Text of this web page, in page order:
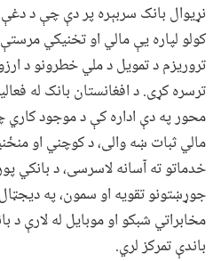
نړیوال بانک سربېره پر دې چې د
کولو لپاره یې مالي او تخنیکي
تروریزم د تمویل د ملي خطرونو د
ترسره کړی. د افغانستان بانک له
محور په دې اداره کې د موجود کاري
مالي ثبات ښه والی، د کوچني او
خدماتو ته آسانه لاسرسی، د بانکي
جوړښتونو تقویه او سمون، په دیجټال
مخابراتي شبکو او موبایل له لارې د
باندې تمرکز لري.